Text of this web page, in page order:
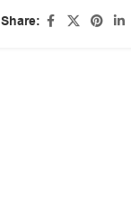
Share: